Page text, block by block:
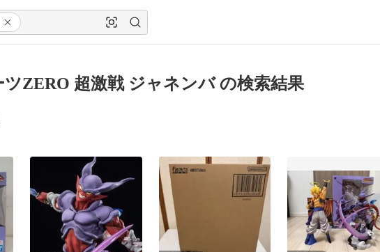
ZERO 超激戦 ジャネンバ の検索結果